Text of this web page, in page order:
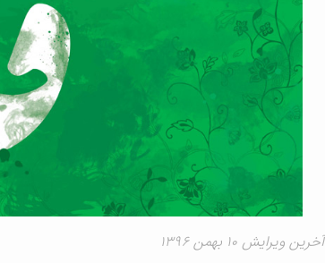
آخرین ویرایش ۱۰ بهمن ۱۳۹۶